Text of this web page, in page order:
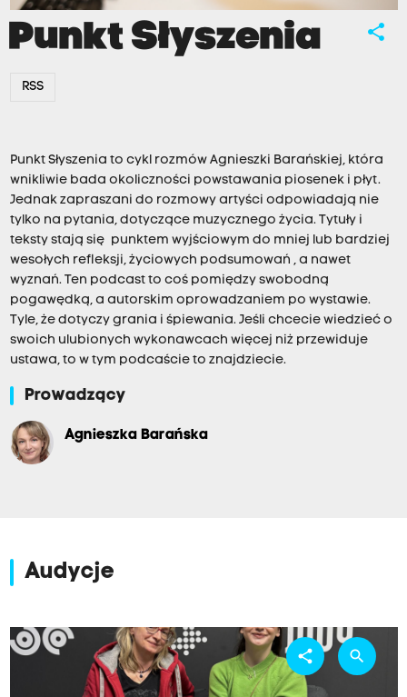
share
Punkt Słyszenia
RSS
Punkt Słyszenia to cykl rozmów Agnieszki Barańskiej, która
wnikliwie bada okoliczności powstawania piosenek i płyt.
Jednak zapraszani do rozmowy artyści odpowiadają nie
tylko na pytania, dotyczące muzycznego życia. Tytuły i
teksty stają się punktem wyjściowym do mniej lub bardziej
wesołych refleksji, życiowych podsumowań , a nawet
wyznań. Ten podcast to coś pomiędzy swobodną
pogawędką, a autorskim oprowadzaniem po wystawie.
Tyle, że dotyczy grania i śpiewania. Jeśli chcecie wiedzieć o
swoich ulubionych wykonawcach więcej niż przewiduje
ustawa, to w tym podcaście to znajdziecie.
Prowadzący
Agnieszka Barańska
Audycje
share search